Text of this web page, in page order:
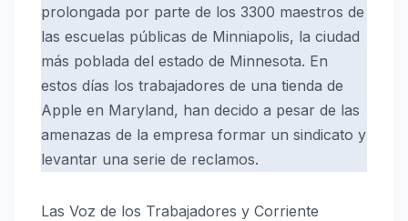
prolongada por parte de los 3300 maestros de
las escuelas públicas de Minniapolis, la ciudad
más poblada del estado de Minnesota. En
estos días los trabajadores de una tienda de
Apple en Maryland, han decido a pesar de las
amenazas de la empresa formar un sindicato y
levantar una serie de reclamos.
Las Voz de los Trabajadores y Corriente